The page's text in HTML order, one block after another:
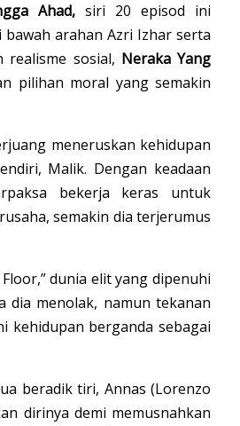
Ahad, siri 20 episod ini
arahan Azri Izhar serta
realisme sosial, Neraka Yang
pilihan moral yang semakin
meneruskan kehidupan
Malik. Dengan keadaan
bekerja keras untuk
semakin dia terjerumus
dunia elit yang dipenuhi
dia menolak, namun tekanan
kehidupan berganda sebagai
beradik tiri, Annas (Lorenzo
dirinya demi memusnahkan